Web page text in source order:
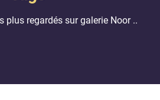
plus regardés sur galerie Noor ..